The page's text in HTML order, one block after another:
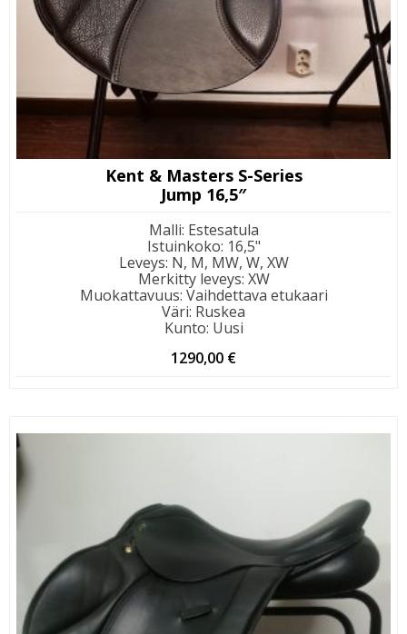
Kent & Masters S-Series
Jump 16,5″
Malli: Estesatula
Istuinkoko: 16,5"
Leveys: N, M, MW, W, XW
Merkitty leveys: XW
Muokattavuus: Vaihdettava etukaari
Väri: Ruskea
Kunto: Uusi
1290,00 €